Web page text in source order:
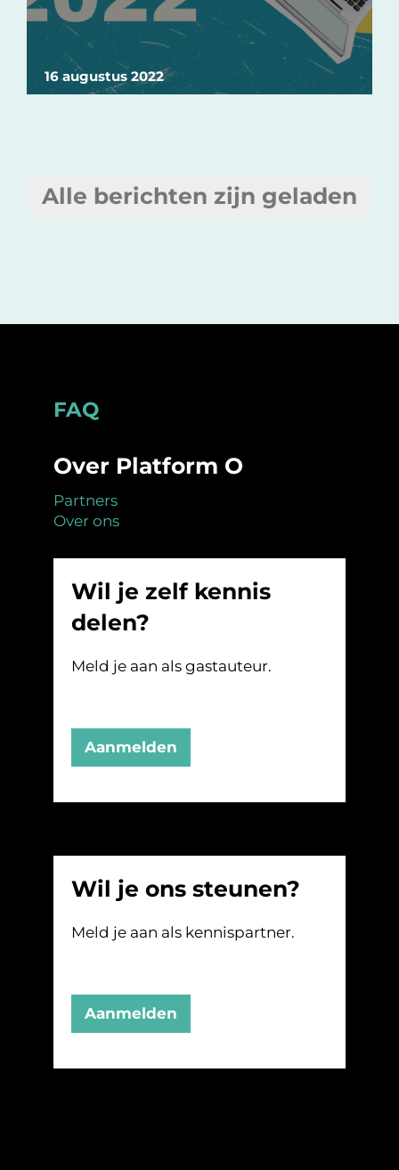
16 augustus 2022
Alle berichten zijn geladen
Footer
FAQ
Over Platform O
Partners
Over ons
Wil je zelf kennis
delen?
Meld je aan als gastauteur.
Aanmelden
Wil je ons steunen?
Meld je aan als kennispartner.
Aanmelden